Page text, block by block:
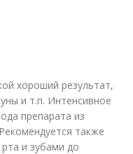
хороший результат,
и т.п. Интенсивное
препарата из
также
и зубами до